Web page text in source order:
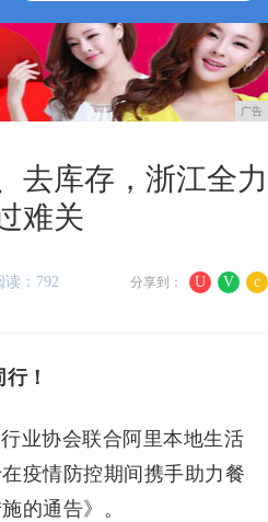
广告
去库存，浙江全力
难关
U V c
分享到：
读：792
！
业协会联合阿里本地生活
疫情防控期间携手助力餐
的通告》。